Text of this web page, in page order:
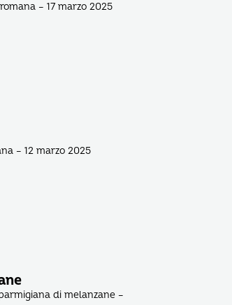
– 17 marzo 2025
– 12 marzo 2025
di melanzane –